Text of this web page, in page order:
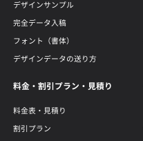
デザインサンプル
完全データ入稿
フォント（書体）
デザインデータの送り方
料金・割引プラン・見積り
料金表・見積り
割引プラン